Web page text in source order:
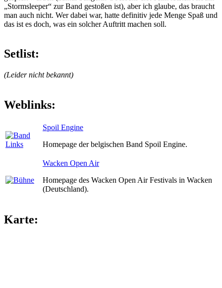
„Stormsleeper“ zur Band gestoßen ist), aber ich glaube, das braucht
man auch nicht. Wer dabei war, hatte definitiv jede Menge Spaß und
das ist es doch, was ein solcher Auftritt machen soll.
Setlist:
(Leider nicht bekannt)
Weblinks:
Spoil Engine
Homepage der belgischen Band Spoil Engine.
Wacken Open Air
Homepage des Wacken Open Air Festivals in Wacken
(Deutschland).
Karte: